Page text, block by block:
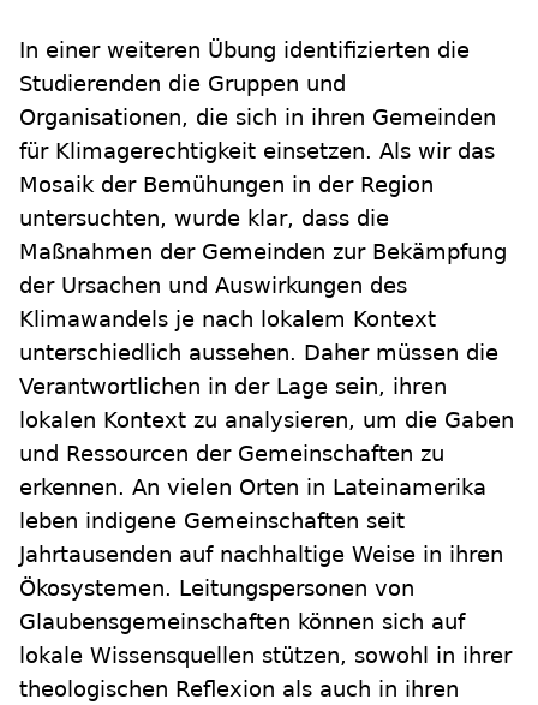
In einer weiteren Übung identifizierten die
Studierenden die Gruppen und
Organisationen, die sich in ihren Gemeinden
für Klimagerechtigkeit einsetzen. Als wir das
Mosaik der Bemühungen in der Region
untersuchten, wurde klar, dass die
Maßnahmen der Gemeinden zur Bekämpfung
der Ursachen und Auswirkungen des
Klimawandels je nach lokalem Kontext
unterschiedlich aussehen. Daher müssen die
Verantwortlichen in der Lage sein, ihren
lokalen Kontext zu analysieren, um die Gaben
und Ressourcen der Gemeinschaften zu
erkennen. An vielen Orten in Lateinamerika
leben indigene Gemeinschaften seit
Jahrtausenden auf nachhaltige Weise in ihren
Ökosystemen. Leitungspersonen von
Glaubensgemeinschaften können sich auf
lokale Wissensquellen stützen, sowohl in ihrer
theologischen Reflexion als auch in ihren